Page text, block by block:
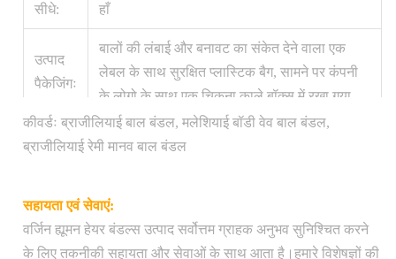
सीधे: हाँ
उत्पाद
पैकेजिंगः
बालों की लंबाई और बनावट का संकेत देने वाला एक
लेबल के साथ सुरक्षित प्लास्टिक बैग, सामने पर कंपनी
के लोगो के साथ एक चिकना काले बॉक्स में रखा गया
परिवहन
1 पीसी/पॉलीबैग
वजनः 100 ग्राम
संयुक्त राज्य अमेरिका के भीतर मुफ्त शिपिंग, 1-2 कार्य
कीवर्डः ब्राजीलियाई बाल बंडल, मलेशियाई बॉडी वेव बाल बंडल,
ब्राजीलियाई रेमी मानव बाल बंडल
सहायता एवं सेवाएं:
वर्जिन ह्यूमन हेयर बंडल्स उत्पाद सर्वोत्तम ग्राहक अनुभव सुनिश्चित करने
के लिए तकनीकी सहायता और सेवाओं के साथ आता है।हमारे विशेषज्ञों की